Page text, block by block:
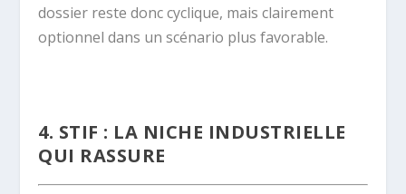
dossier reste donc cyclique, mais clairement
optionnel dans un scénario plus favorable.
4. STIF : LA NICHE INDUSTRIELLE
QUI RASSURE